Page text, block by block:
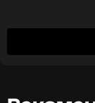
«Для нас это